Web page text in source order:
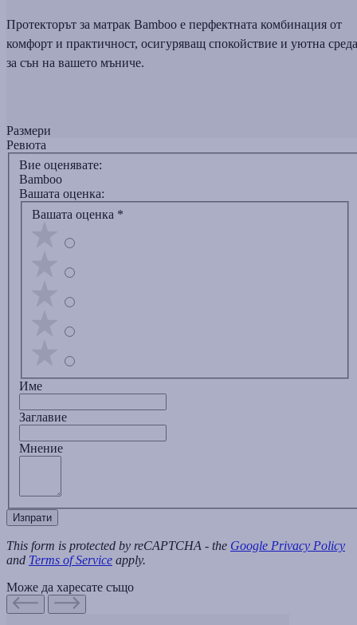
Протекторът за матрак Bamboo е перфектната комбинация от
комфорт и практичност, осигуряващ спокойствие и уютна среда
за сън на вашето мъниче.
Размери
Ревюта
Вие оценявате:
Bamboo
Вашата оценка:
Вашата оценка *
Име
Заглавиe
Мнение
Изпрати
This form is protected by reCAPTCHA - the Google Privacy Policy
and Terms of Service apply.
Може да харесате също